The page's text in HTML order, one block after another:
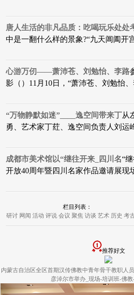
唐人生活的非凡品质：吃喝玩乐处处
中是一翻什么样的景象?“九天阊阖开
心游万仞——萧沛苍、刘勉怡、李路
影（）11月10日，“萧沛苍、刘勉怡
“万物静默如迷”____逸空间带来丁从
勇、艺术家丁荭、逸空间负责人刘运
成都市美术馆以“继往开来_四川名“
开放40周年暨四川名家作品邀请展现
栏目列表：
研讨 网闻 活动 评说 会议 聚焦 访谈 艺术 历史 考
推荐好文
内蒙古自治区全区首期汉传佛教中青年骨干教职人
彦淖尔市举办_现场-培训班-佛